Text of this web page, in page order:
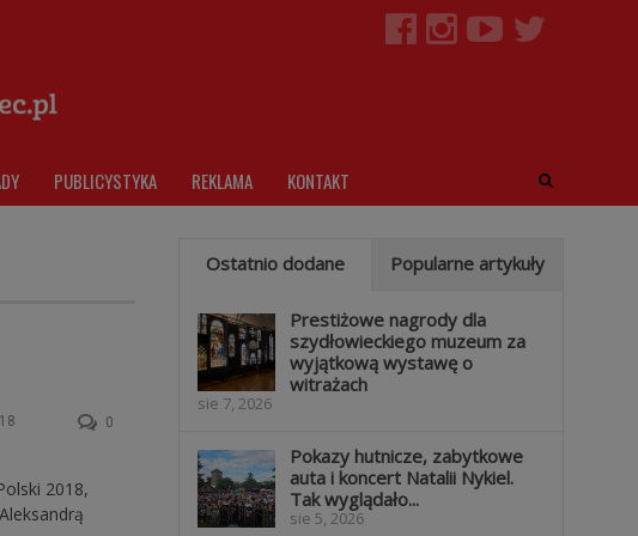
PUBLICYSTYKA REKLAMA KONTAKT
0
2018,
Ostatnio dodane Popularne artykuły
Prestiżowe nagrody dla
szydłowieckiego muzeum za
wyjątkową wystawę o
witrażach
sie 7, 2026
Pokazy hutnicze, zabytkowe
auta i koncert Natalii Nykiel.
Tak wyglądało...
sie 5, 2026